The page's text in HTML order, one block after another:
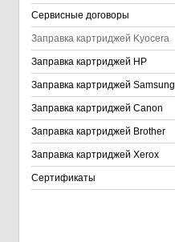
Сервисные договоры
Заправка картриджей Kyocera
Заправка картриджей HP
Заправка картриджей Samsung
Заправка картриджей Canon
Заправка картриджей Brother
Заправка картриджей Xerox
Сертификаты